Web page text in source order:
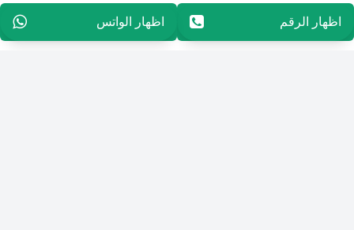
اظهار الرقم96565594848 اظهار الواتس96565594848